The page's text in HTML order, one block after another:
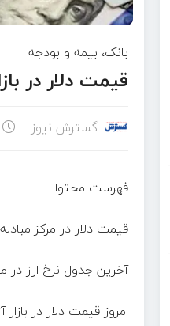
بانک، بیمه و بودجه
قیمت دلار در بازار
گسترش نیوز
فهرست محتوا
قیمت دلار در مرکز مبادله
آخرین جدول نرخ ارز در